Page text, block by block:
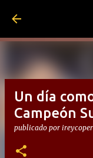
Un día
Campeón
publicado por